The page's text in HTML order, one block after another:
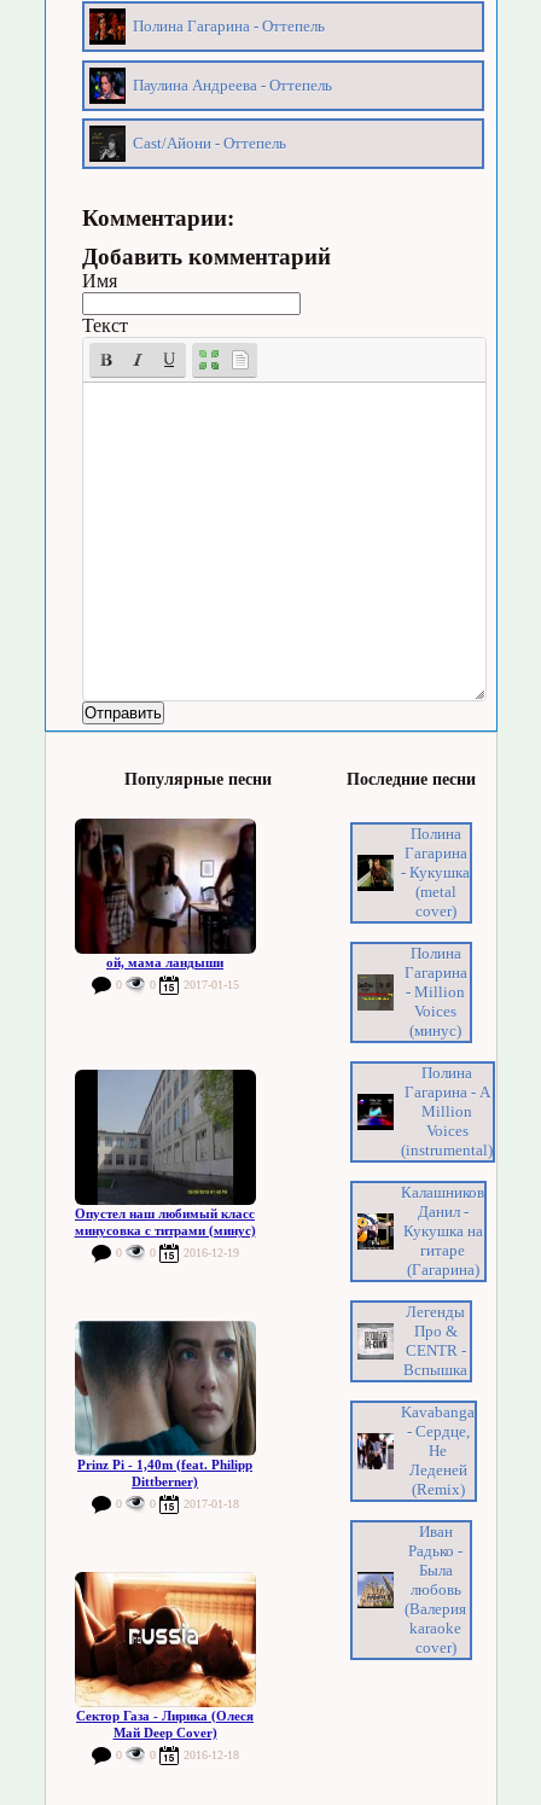
Полина Гагарина - Оттепель
Паулина Андреева - Оттепель
Сast/Айони - Оттепель
Комментарии:
Добавить комментарий
Имя
Текст
Популярные песни
ой, мама ландыши
0 0 2017-01-15
Опустел наш любимый класс
минусовка с титрами (минус)
0 0 2016-12-19
Prinz Pi - 1,40m (feat. Philipp
Dittberner)
0 0 2017-01-18
Сектор Газа - Лирика (Олеся
Май Deep Cover)
0 0 2016-12-18
Последние песни
Полина
Гагарина
- Кукушка
(metal
cover)
Полина
Гагарина
- Million
Voices
(минус)
Полина
Гагарина - A
Million
Voices
(instrumental)
Калашников
Данил -
Кукушка на
гитаре
(Гагарина)
Легенды
Про &
CENTR -
Вспышка
Kavabanga
- Сердце,
Не
Леденей
(Remix)
Иван
Радько -
Была
любовь
(Валерия
karaoke
cover)